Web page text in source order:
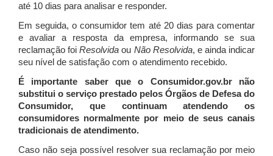
até 10 dias para analisar e responder.
Em seguida, o consumidor tem até 20 dias para comentar
e avaliar a resposta da empresa, informando se sua
reclamação foiResolvida ou Não Resolvida, e ainda indicar
seu nível de satisfação com o atendimento recebido.
É importante saber que o Consumidor.gov.br não
substitui o serviço prestado pelos Órgãos de Defesa do
Consumidor, que continuam atendendo os
consumidores normalmente por meio de seus canais
tradicionais de atendimento.
Caso não seja possível resolver sua reclamação por meio